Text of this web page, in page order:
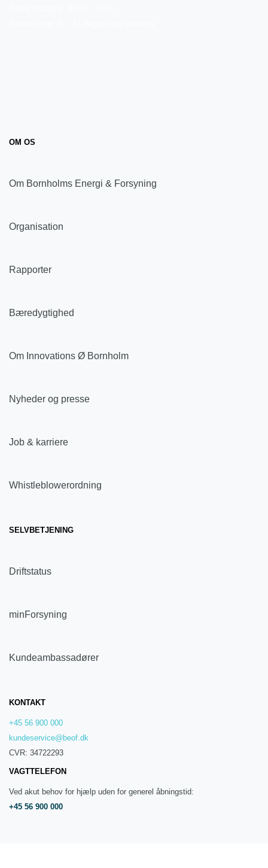
OM OS
Om Bornholms Energi & Forsyning
Organisation
Rapporter
Bæredygtighed
Om Innovations Ø Bornholm
Nyheder og presse
Job & karriere
Whistleblowerordning
SELVBETJENING
Driftstatus
minForsyning
Kundeambassadører
KONTAKT
+45 56 900 000
kundeservice@beof.dk
CVR: 34722293
VAGTTELEFON
Ved akut behov for hjælp uden for generel åbningstid:
+45 56 900 000